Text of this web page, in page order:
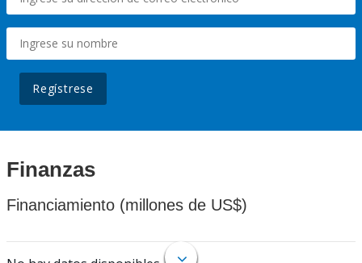
Regístrese
Finanzas
Financiamiento (millones de US$)